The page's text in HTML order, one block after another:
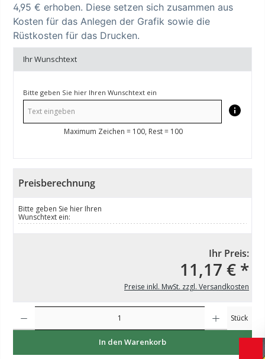
4,95 € erhoben. Diese setzen sich zusammen aus
Kosten für das Anlegen der Grafik sowie die
Rüstkosten für das Drucken.
Ihr Wunschtext
Bitte geben Sie hier Ihren Wunschtext ein
Maximum Zeichen = 100, Rest = 100
Preisberechnung
Bitte geben Sie hier Ihren
Wunschtext ein:
Ihr Preis:
11,17 € *
Preise inkl. MwSt. zzgl. Versandkosten
Produkt Anzahl: Gib den gewünschten Wert ein oder benutze die Schaltflächen um die Anzahl
Stück
In den Warenkorb